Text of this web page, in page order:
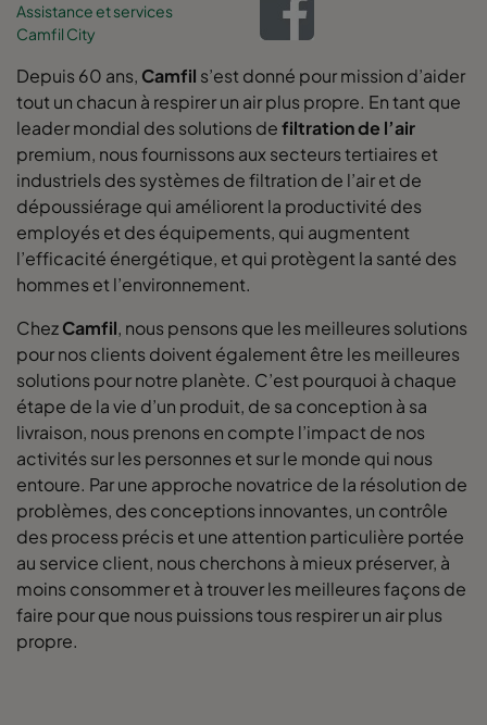
Assistance et services
Camfil City
Depuis 60 ans, Camfil s’est donné pour mission d’aider
tout un chacun à respirer un air plus propre. En tant que
leader mondial des solutions defiltration de l’air
premium, nous fournissons aux secteurs tertiaires et
industriels des systèmes de filtration de l’air et de
dépoussiérage qui améliorent la productivité des
employés et des équipements, qui augmentent
l’efficacité énergétique, et qui protègent la santé des
hommes et l’environnement.
ChezCamfil, nous pensons que les meilleures solutions
pour nos clients doivent également être les meilleures
solutions pour notre planète. C’est pourquoi à chaque
étape de la vie d’un produit, de sa conception à sa
livraison, nous prenons en compte l’impact de nos
activités sur les personnes et sur le monde qui nous
entoure. Par une approche novatrice de la résolution de
problèmes, des conceptions innovantes, un contrôle
des process précis et une attention particulière portée
au service client, nous cherchons à mieux préserver, à
moins consommer et à trouver les meilleures façons de
faire pour que nous puissions tous respirer un air plus
propre.